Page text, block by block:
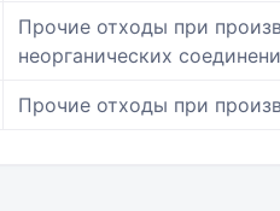
Прочие отходы при
неорганических
Прочие отходы при